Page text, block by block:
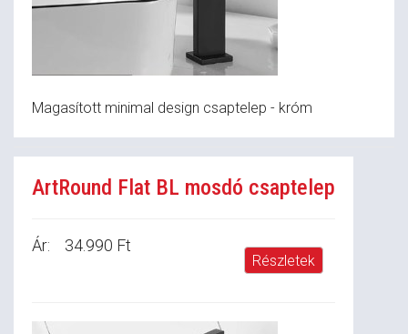
Magasított minimal design csaptelep - króm
ArtRound Flat BL mosdó csaptelep
Ár: 34.990 Ft
Részletek